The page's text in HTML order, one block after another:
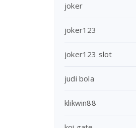
joker
joker123
joker123 slot
judi bola
klikwin88